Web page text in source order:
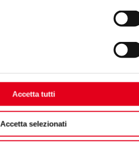
Accetta tutti
Accetta selezionati